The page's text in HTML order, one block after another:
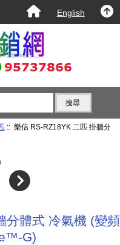
English
:: 樂信 RS-RZ18YK 二匹 掛牆分
分體式 冷氣機 (變頻
G)